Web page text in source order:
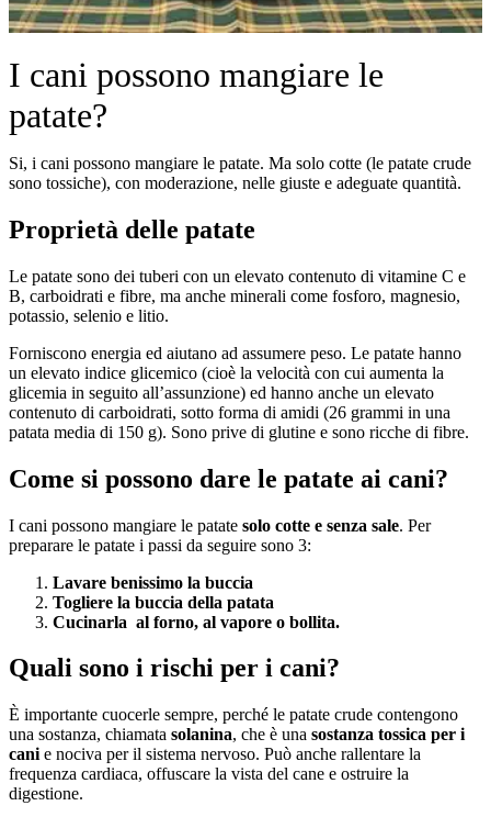
I cani possono mangiare le
patate?
Si, i cani possono mangiare le patate. Ma solo cotte (le patate crude
sono tossiche), con moderazione, nelle giuste e adeguate quantità.
Proprietà delle patate
Le patate sono dei tuberi con un elevato contenuto di vitamine C e
B, carboidrati e fibre, ma anche minerali come fosforo, magnesio,
potassio, selenio e litio.
Forniscono energia ed aiutano ad assumere peso. Le patate hanno
un elevato indice glicemico (cioè la velocità con cui aumenta la
glicemia in seguito all’assunzione) ed hanno anche un elevato
contenuto di carboidrati, sotto forma di amidi (26 grammi in una
patata media di 150 g). Sono prive di glutine e sono ricche di fibre.
Come si possono dare le patate ai cani?
I cani possono mangiare le patate solo cotte e senza sale. Per
preparare le patate i passi da seguire sono 3:
Lavare benissimo la buccia
Togliere la buccia della patata
Cucinarla al forno, al vapore o bollita.
Quali sono i rischi per i cani?
È importante cuocerle sempre, perché le patate crude contengono
una sostanza, chiamata solanina, che è una sostanza tossica per i
cani e nociva per il sistema nervoso. Può anche rallentare la
frequenza cardiaca, offuscare la vista del cane e ostruire la
digestione.